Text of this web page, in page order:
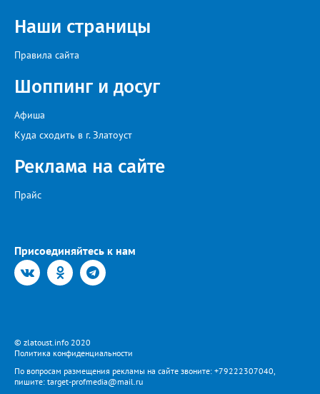
малого диаметра, - отмечает Olga Vyacheslavovna. - Зачастую
такие вводы не отражены в исполнительной документации
строительства. Каждый подобный случай требует отдельного
возникающие сложности, предприятие ежедневно
обеспечивает жителей питьевой водой. Подвоз воды
организован с 17:00 до 20:00 у магазина “Олеся”».
Представитель «Водоснабжения» уверяет: предприятие делает
всё возможное, «чтобы завершить восстановительные работы в
Когда будет восстановлена подача воды в дом №88 в
комментарии не уточняется.
Наши страницы
Правила сайта
Шоппинг и досуг
Афиша
Куда сходить в г. Златоуст
Реклама на сайте
Прайс
Присоединяйтесь к нам
© zlatoust.info 2020
Политика конфиденциальности
По вопросам размещения рекламы на сайте звоните: +79222307040,
пишите: target-profmedia@mail.ru